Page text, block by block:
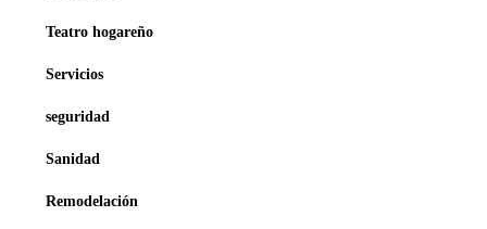
Teatro hogareño
Servicios
seguridad
Sanidad
Remodelación